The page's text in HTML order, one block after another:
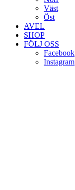
Väst
Öst
AVEL
SHOP
FÖLJ OSS
Facebook
Instagram